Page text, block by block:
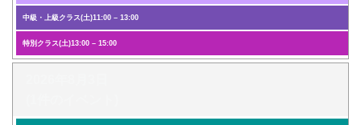
中級・上級クラス(土)11:00 – 13:00
特別クラス(土)13:00 – 15:00